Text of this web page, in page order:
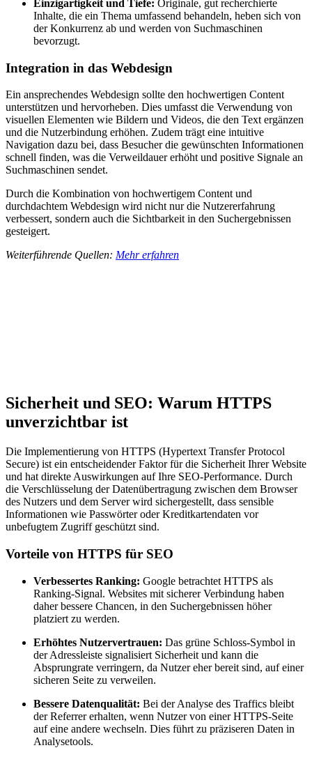
Einzigartigkeit und Tiefe: Originale, gut recherchierte
Inhalte, die ein Thema umfassend behandeln, heben sich von
der Konkurrenz ab und werden von Suchmaschinen
bevorzugt.
Integration in das Webdesign
Ein ansprechendes Webdesign sollte den hochwertigen Content
unterstützen und hervorheben. Dies umfasst die Verwendung von
visuellen Elementen wie Bildern und Videos, die den Text ergänzen
und die Nutzerbindung erhöhen. Zudem trägt eine intuitive
Navigation dazu bei, dass Besucher die gewünschten Informationen
schnell finden, was die Verweildauer erhöht und positive Signale an
Suchmaschinen sendet.
Durch die Kombination von hochwertigem Content und
durchdachtem Webdesign wird nicht nur die Nutzererfahrung
verbessert, sondern auch die Sichtbarkeit in den Suchergebnissen
gesteigert.
Weiterführende Quellen: Mehr erfahren
Sicherheit und SEO: Warum HTTPS
unverzichtbar ist
Die Implementierung von HTTPS (Hypertext Transfer Protocol
Secure) ist ein entscheidender Faktor für die Sicherheit Ihrer Website
und hat direkte Auswirkungen auf Ihre SEO-Performance. Durch
die Verschlüsselung der Datenübertragung zwischen dem Browser
des Nutzers und dem Server wird sichergestellt, dass sensible
Informationen wie Passwörter oder Kreditkartendaten vor
unbefugtem Zugriff geschützt sind.
Vorteile von HTTPS für SEO
Verbessertes Ranking: Google betrachtet HTTPS als
Ranking-Signal. Websites mit sicherer Verbindung haben
daher bessere Chancen, in den Suchergebnissen höher
platziert zu werden.
Erhöhtes Nutzervertrauen: Das grüne Schloss-Symbol in
der Adressleiste signalisiert Sicherheit und kann die
Absprungrate verringern, da Nutzer eher bereit sind, auf einer
sicheren Seite zu verweilen.
Bessere Datenqualität: Bei der Analyse des Traffics bleibt
der Referrer erhalten, wenn Nutzer von einer HTTPS-Seite
auf eine andere wechseln. Dies führt zu präziseren Daten in
Analysetools.